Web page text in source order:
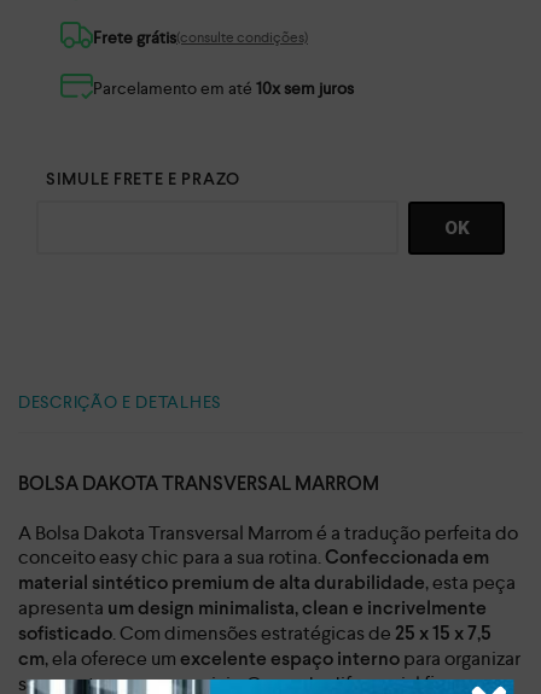
Frete grátis(consulte condições)
Parcelamento em até 10x sem juros
DESCRIÇÃO E DETALHES
BOLSA DAKOTA TRANSVERSAL MARROM
A Bolsa Dakota Transversal Marrom é a tradução perfeita do
conceito easy chic para a sua rotina. Confeccionada em
material sintético premium de alta durabilidade, esta peça
apresenta um design minimalista, clean e incrivelmente
sofisticado. Com dimensões estratégicas de 25 x 15 x 7,5
cm, ela oferece um excelente espaço interno para organizar
seus pertences essenciais. O grande diferencial fica por